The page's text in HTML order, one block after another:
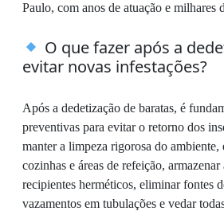
Paulo, com anos de atuação e milhares
O que fazer após a
evitar novas infestações?
Após a dedetização de baratas, é
preventivas para evitar o retorno dos
manter a limpeza rigorosa do ambiente,
cozinhas e áreas de refeição,
recipientes herméticos, eliminar fontes
vazamentos em tubulações e vedar